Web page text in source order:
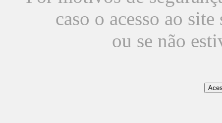
caso o acesso ao
ou se não